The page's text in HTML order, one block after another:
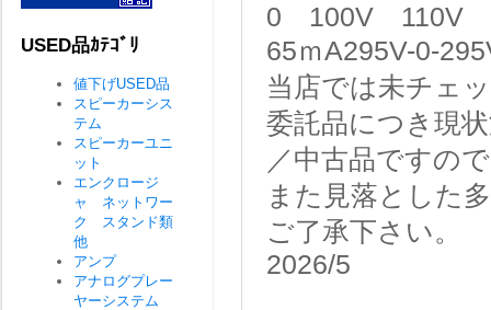
0 100V 110V
65ｍA295V-0-
当店では未チェ
委託品につき現
／中古品ですの
また見落とした
ご了承下さい。
2026/5
USED品ｶﾃｺﾞﾘ
値下げUSED品
スピーカーシス
テム
スピーカーユニ
ット
エンクロージ
ャ ネットワー
ク スタンド類
他
アンプ
アナログプレー
ヤーシステム